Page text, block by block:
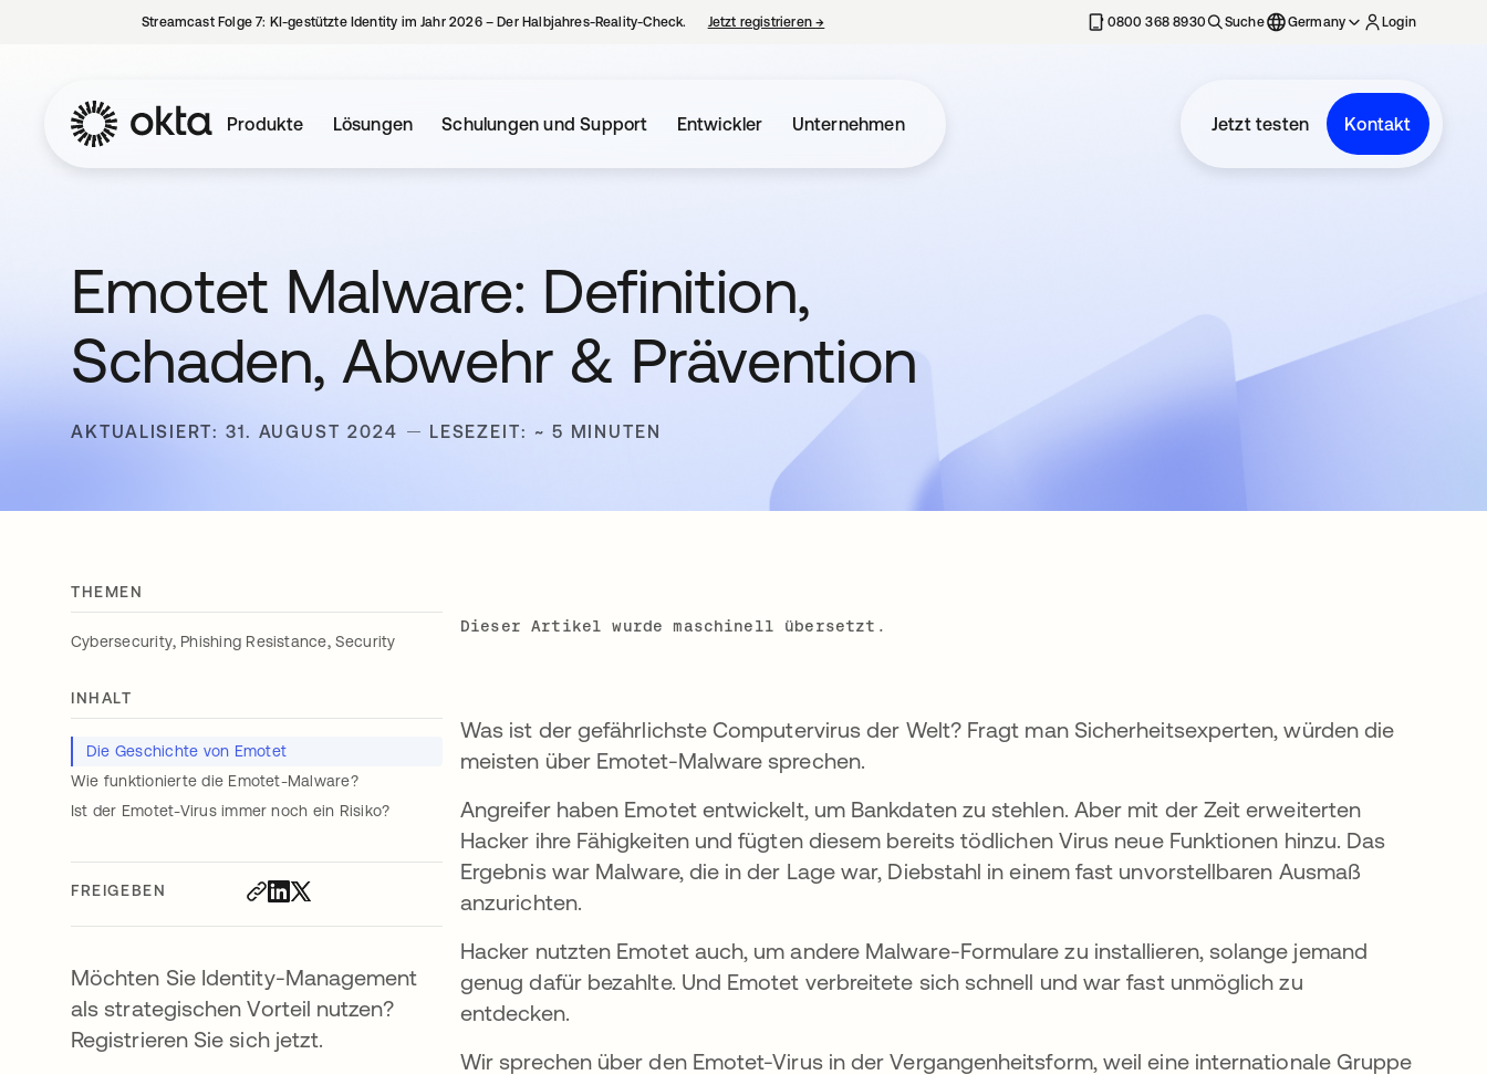
Streamcast Folge 7: KI-gestützte Identity im Jahr 2026 – Der Halbjahres-Reality-Check. Jetzt registrieren→ 0800 368 8930 Suche Germany Login
Produkte Lösungen Schulungen und Support Entwickler Unternehmen Jetzt testen Kontakt
Emotet Malware: Definition,
Schaden, Abwehr & Prävention
AKTUALISIERT: 31. AUGUST 2024 LESEZEIT: ~ 5 MINUTEN
THEMEN
Cybersecurity, Phishing Resistance, Security
INHALT
Die Geschichte von Emotet
Wie funktionierte die Emotet-Malware?
Ist der Emotet-Virus immer noch ein Risiko?
FREIGEBEN
Möchten Sie Identity-Management
als strategischen Vorteil nutzen?
Registrieren Sie sich jetzt.
Dieser Artikel wurde maschinell übersetzt.
Was ist der gefährlichste Computervirus der Welt? Fragt man Sicherheitsexperten, würden die
meisten über Emotet-Malware sprechen.
Angreifer haben Emotet entwickelt, um Bankdaten zu stehlen. Aber mit der Zeit erweiterten
Hacker ihre Fähigkeiten und fügten diesem bereits tödlichen Virus neue Funktionen hinzu. Das
Ergebnis war Malware, die in der Lage war, Diebstahl in einem fast unvorstellbaren Ausmaß
anzurichten.
Hacker nutzten Emotet auch, um andere Malware-Formulare zu installieren, solange jemand
genug dafür bezahlte. Und Emotet verbreitete sich schnell und war fast unmöglich zu
entdecken.
Wir sprechen über den Emotet-Virus in der Vergangenheitsform, weil eine internationale Gruppe